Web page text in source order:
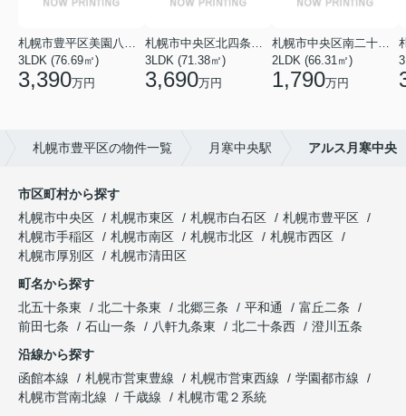
3LDK (76.69㎡)
3,390万円
3LDK (71.38㎡)
3,690万円
2LDK (66.31㎡)
1,790万円
札幌市豊平区の物件一覧 月寒中央駅 アルス月寒中央
市区町村から探す
札幌市中央区
札幌市東区 札幌市白石区
札幌市豊平区
札幌市手稲区
札幌市南区 札幌市北区
札幌市西区
札幌市厚別区
札幌市清田区
町名から探す
北五十条東
北二十条東 北郷三条 平和通
富丘二条
前田七条
石山一条 八軒九条東 北二十条西
澄川五条
沿線から探す
函館本線
札幌市営東豊線 札幌市営東西線
学園都市線
札幌市営南北線
千歳線
札幌市電２系統